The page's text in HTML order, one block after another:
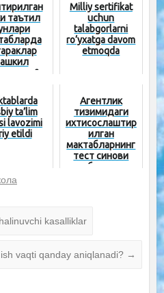
таътил
Milliy sertifikat
uchun
talabgorlarni
ro‘yxatga davom
etmoqda
ta’lim
lavozimi
etildi
Агентлик
тизимидаги
ихтисослаштир
илган
мактабларнинг
тест синови
жавоблари қачон
kasalliklar
vaqti qanday aniqlanadi? →